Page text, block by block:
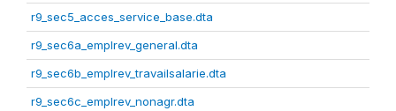
r9_sec5_acces_service_base.dta
r9_sec6a_emplrev_general.dta
r9_sec6b_emplrev_travailsalarie.dta
r9_sec6c_emplrev_nonagr.dta